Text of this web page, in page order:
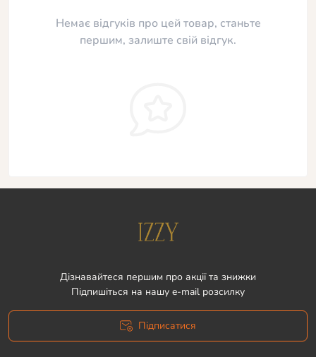
Немає відгуків про цей товар, станьте
першим, залиште свій відгук.
Дізнавайтеся першим про акції та знижки
Підпишіться на нашу e-mail розсилку
Підписатися